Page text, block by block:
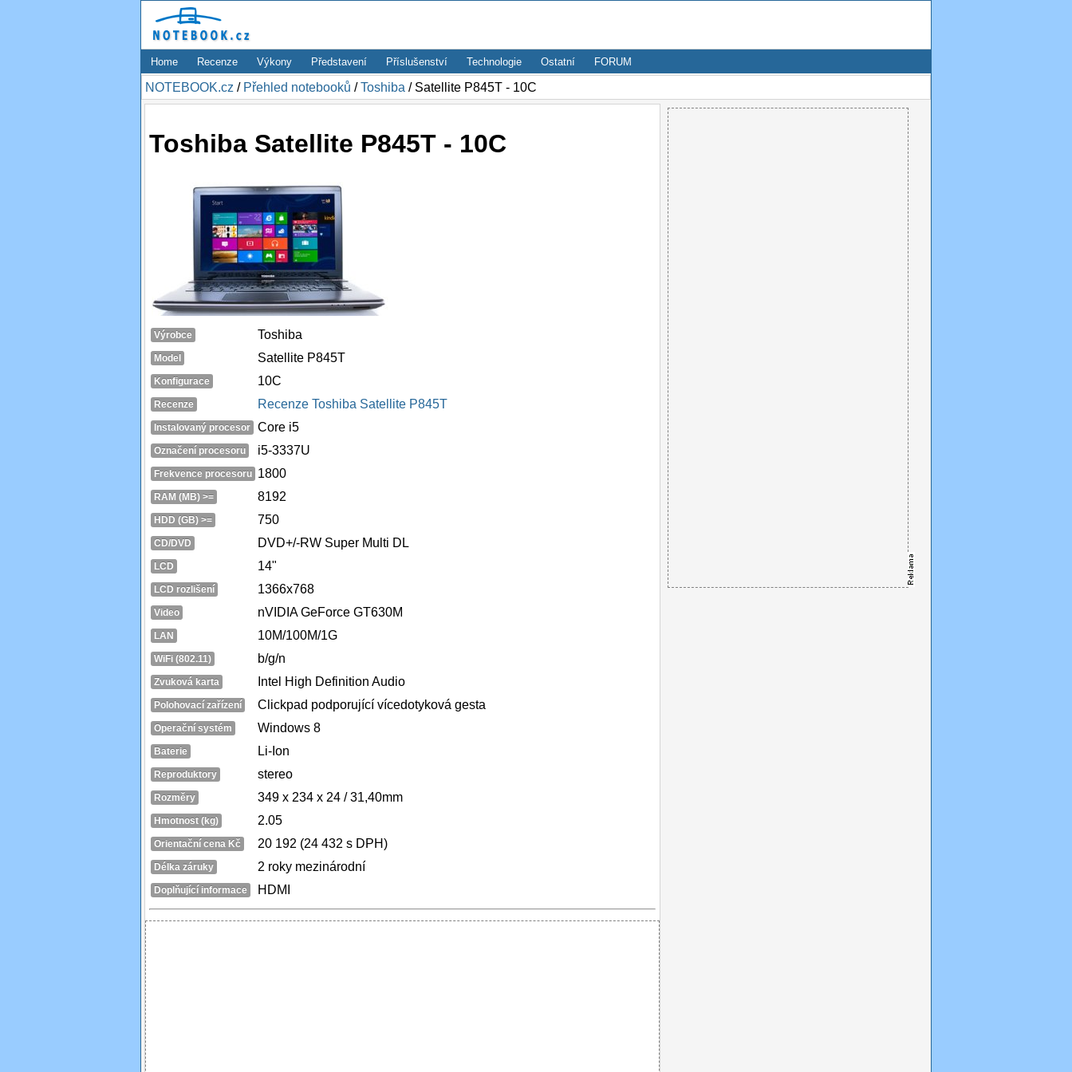
Home Recenze Výkony Představení Příslušenství Technologie Ostatní FORUM
NOTEBOOK.cz / Přehled notebooků /Toshiba / Satellite P845T - 10C
Toshiba Satellite P845T - 10C
Výrobce Toshiba
Model Satellite P845T
Konfigurace 10C
Recenze Recenze Toshiba Satellite P845T
Instalovaný procesor Core i5
Označení procesoru i5-3337U
Frekvence procesoru 1800
RAM (MB) >= 8192
HDD (GB) >= 750
CD/DVD DVD+/-RW Super Multi DL
LCD 14"
LCD rozlišení 1366x768
Video nVIDIA GeForce GT630M
LAN 10M/100M/1G
WiFi (802.11) b/g/n
Zvuková karta Intel High Definition Audio
Polohovací zařízení Clickpad podporující vícedotyková gesta
Operační systém Windows 8
Baterie Li-Ion
Reproduktory stereo
Rozměry 349 x 234 x 24 / 31,40mm
Hmotnost (kg) 2.05
Orientační cena Kč 20 192 (24 432 s DPH)
Délka záruky 2 roky mezinárodní
Doplňující informace HDMI